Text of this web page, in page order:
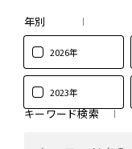
年別
2026年
2023年
キーワード検索